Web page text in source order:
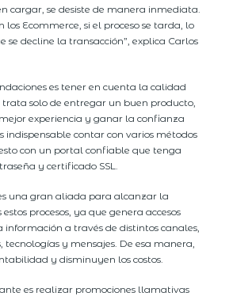
cargar, se desiste de manera inmediata.
los Ecommerce, si el proceso se tarda, lo
se decline la transacción”, explica Carlos
es tener en cuenta la calidad
trata solo de entregar un buen producto,
experiencia y ganar la confianza
indispensable contar con varios métodos
con un portal confiable que tenga
y certificado SSL.
una gran aliada para alcanzar la
procesos, ya que genera accesos
información a través de distintos canales,
y mensajes. De esa manera,
y disminuyen los costos.
es realizar promociones llamativas